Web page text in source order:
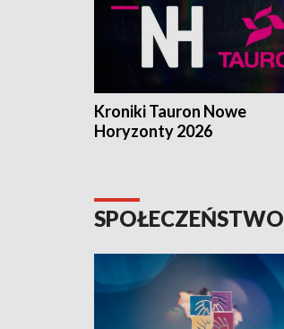
Kroniki Tauron Nowe
Horyzonty 2026
SPOŁECZEŃSTWO